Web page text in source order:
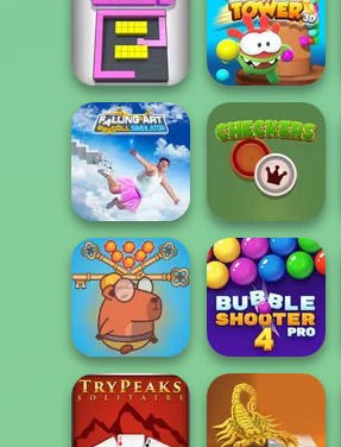
Fun Race 3D
My Garden
Journey
Color Fill 3D
Om Nom Tower
3D
Falling Art
Ragdoll
Simulator
Checkers
Save Baby
Capybaras: Pull
Bubble Shooter